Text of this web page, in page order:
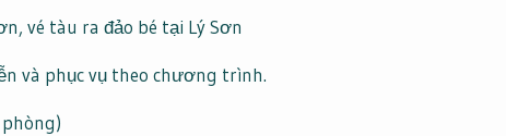
vé tàu ra đảo bé tại Lý Sơn
và phục vụ theo chương trình.